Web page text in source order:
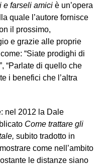
e farseli amici è un’opera
quale l’autore fornisce
il prossimo,
e grazie alle proprie
“Siate prodighi di
“Parlate di quello che
i benefici che l’altra
nel 2012 la Dale
Come trattare gli
subito tradotto in
come nell’ambito
le distanze siano